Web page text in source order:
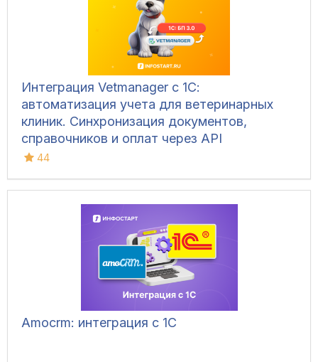
Интеграция Vetmanager с 1С:
автоматизация учета для ветеринарных
клиник. Синхронизация документов,
справочников и оплат через API
44
Amocrm: интеграция с 1С